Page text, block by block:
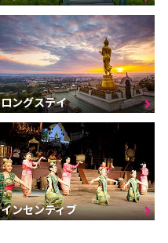
ロングステイ
インセンティブ